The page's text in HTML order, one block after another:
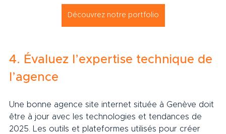
Découvrez notre portfolio
4. Évaluez l’expertise technique de
l’agence
Une bonne agence site internet située à Genève doit
être à jour avec les technologies et tendances de
2025. Les outils et plateformes utilisés pour créer